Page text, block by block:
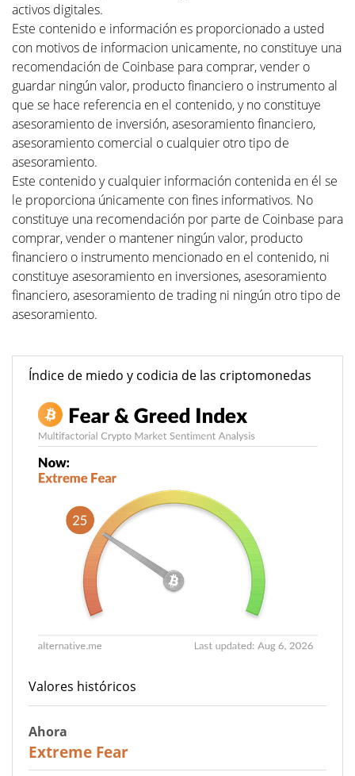
activos digitales.
Este contenido e información es proporcionado a usted
con motivos de informacion unicamente, no constituye una
recomendación de Coinbase para comprar, vender o
guardar ningún valor, producto financiero o instrumento al
que se hace referencia en el contenido, y no constituye
asesoramiento de inversión, asesoramiento financiero,
asesoramiento comercial o cualquier otro tipo de
asesoramiento.
Este contenido y cualquier información contenida en él se
le proporciona únicamente con fines informativos. No
constituye una recomendación por parte de Coinbase para
comprar, vender o mantener ningún valor, producto
financiero o instrumento mencionado en el contenido, ni
constituye asesoramiento en inversiones, asesoramiento
financiero, asesoramiento de trading ni ningún otro tipo de
asesoramiento.
Índice de miedo y codicia de las criptomonedas
Valores históricos
Ahora
Extreme Fear